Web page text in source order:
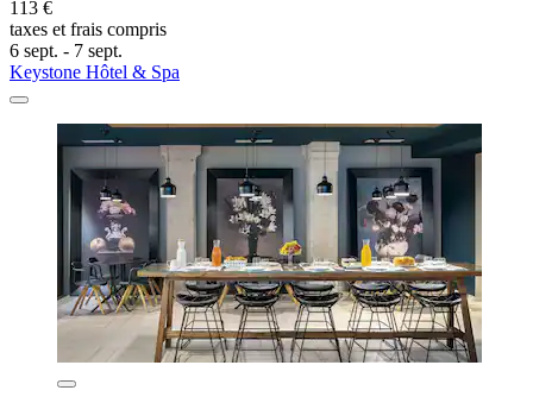
113 €
taxes et frais compris
6 sept. - 7 sept.
Keystone Hôtel & Spa